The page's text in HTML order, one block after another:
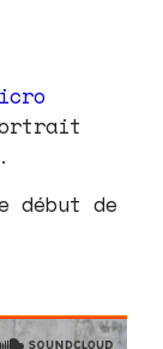
début de